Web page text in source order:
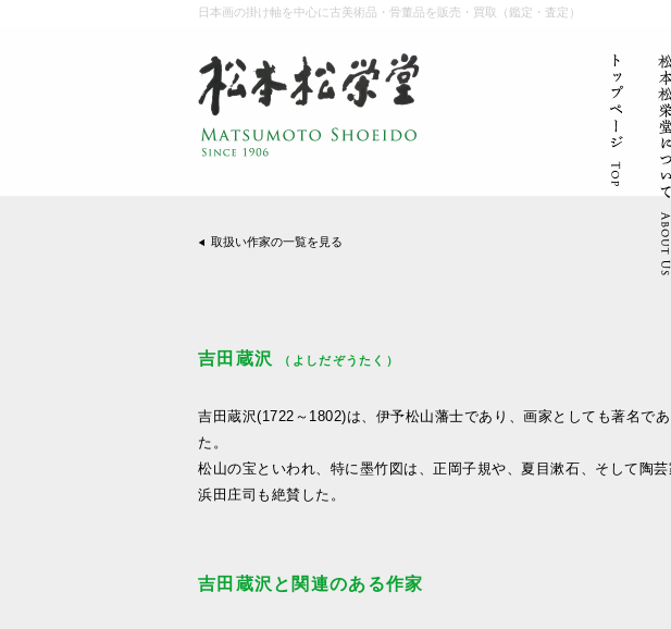
日本画の掛け軸を中心に古美術品・骨董品を販売・買取（鑑定・査定）
取扱い作家の一覧を見る
吉田蔵沢 （よしだぞうたく）
吉田蔵沢(1722～1802)は、伊予松山藩士であり、画家としても著名であ
た。
松山の宝といわれ、特に墨竹図は、正岡子規や、夏目漱石、そして陶芸
浜田庄司も絶賛した。
吉田蔵沢と関連のある作家